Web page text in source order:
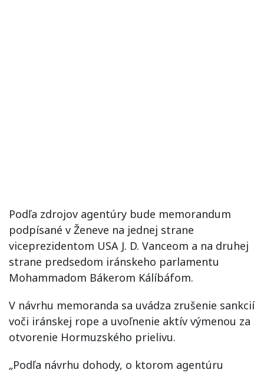
Podľa zdrojov agentúry bude memorandum
podpísané v Ženeve na jednej strane
viceprezidentom USA J. D. Vanceom a na druhej
strane predsedom iránskeho parlamentu
Mohammadom Bákerom Kálíbáfom.
V návrhu memoranda sa uvádza zrušenie sankcií
voči iránskej rope a uvoľnenie aktív výmenou za
otvorenie Hormuzského prielivu.
„Podľa návrhu dohody, o ktorom agentúru